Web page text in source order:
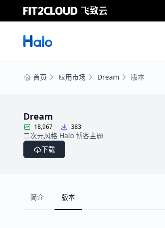
首页 应用市场 Dream 版本
Dream
18,967 383
二次元风格 Halo 博客主题
下载
简介 版本